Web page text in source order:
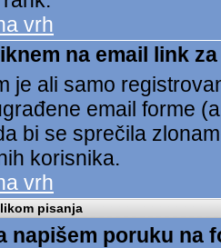
vrh
na email link
je ali samo
email forme
bi se sprečila
korisnika.
vrh
pisanja
napišem poruku na